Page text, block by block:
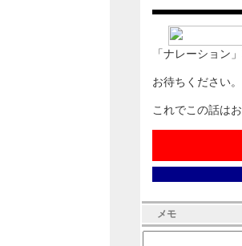
「ナレーション
お待ちください
これでこの話は
メモ